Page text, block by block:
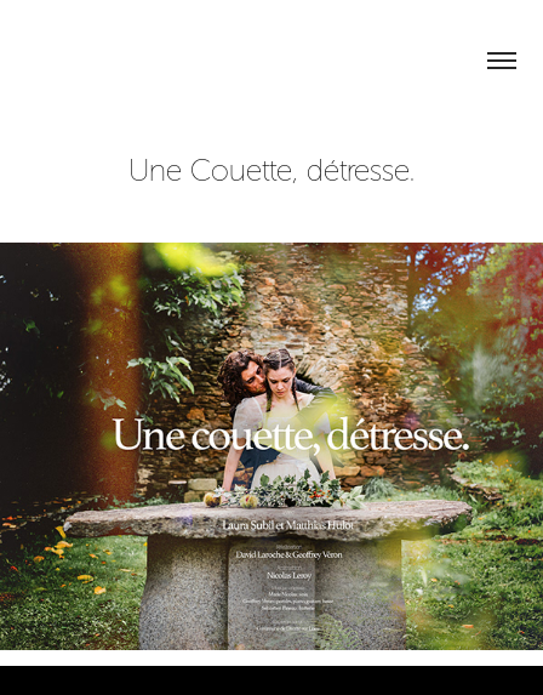
Une Couette, détresse.